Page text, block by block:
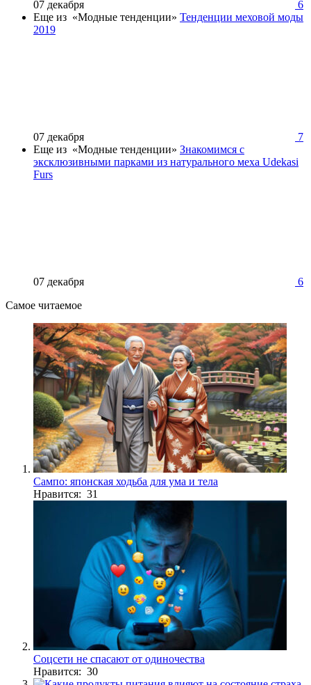
07 декабря
6
Еще из «Модные тенденции» Тенденции меховой моды
2019
07 декабря
7
Еще из «Модные тенденции» Знакомимся с
эксклюзивными парками из натурального меха Udekasi
Furs
07 декабря
6
Самое читаемое
Сампо: японская ходьба для ума и тела
Нравится: 31
Соцсети не спасают от одиночества
Нравится: 30